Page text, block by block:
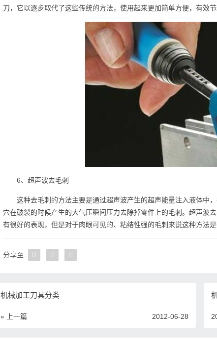
刀，它以逐步取代了这些传统的方法，使用起来更加简单方便，有效节
6、超声波去毛刺
这种去毛刺的方法主要是通过超声波产生的超声能量注入液体中
穴在破裂的时候产生的大气压瞬间压力去除掉零件上的毛刺。超声波
有很好的表现，但是对于肉眼可见的、粘结性强的毛刺来说这种方法是
分享至:
机械加工刀具分类
« 上一篇 2012-06-28